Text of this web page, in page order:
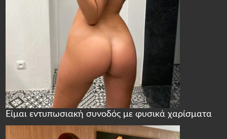
Είμαι εντυπωσιακή συνοδός με φυσικά χαρίσματα